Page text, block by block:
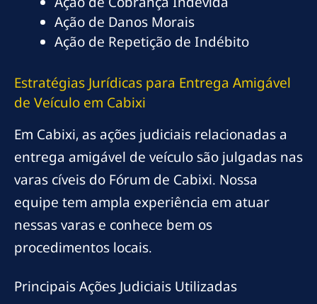
Ação de Danos Morais
Ação de Repetição de Indébito
Estratégias Jurídicas para Entrega Amigável
de Veículo em Cabixi
Em Cabixi, as ações judiciais relacionadas a
entrega amigável de veículo são julgadas nas
varas cíveis do Fórum de Cabixi. Nossa
equipe tem ampla experiência em atuar
nessas varas e conhece bem os
procedimentos locais.
Principais Ações Judiciais Utilizadas